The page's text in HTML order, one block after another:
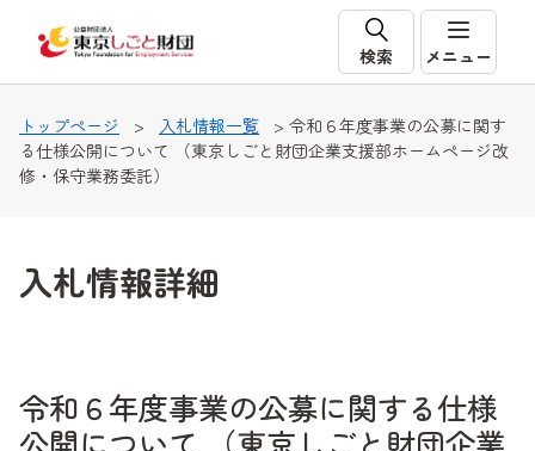
検索 メニュー
トップページ > 入札情報一覧
> 令和６年度事業の公募に関す
る仕様公開について （東京しごと財団企業支援部ホームページ改
修・保守業務委託）
入札情報詳細
令和６年度事業の公募に関する仕様